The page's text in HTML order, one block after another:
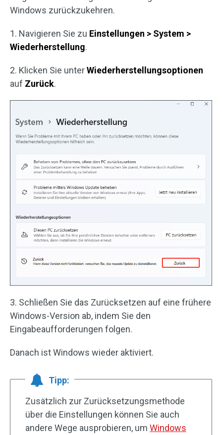
Windows zurückzukehren.
1. Navigieren Sie zu Einstellungen > System >
Wiederherstellung.
2. Klicken Sie unterWiederherstellungsoptionen
auf Zurück.
3. Schließen Sie das Zurücksetzen auf eine frühere
Windows-Version ab, indem Sie den
Eingabeaufforderungen folgen.
Danach ist Windows wieder aktiviert.
Tipp:
Zusätzlich zur Zurücksetzungsmethode
über die Einstellungen können Sie auch
andere Wege ausprobieren, um Windows